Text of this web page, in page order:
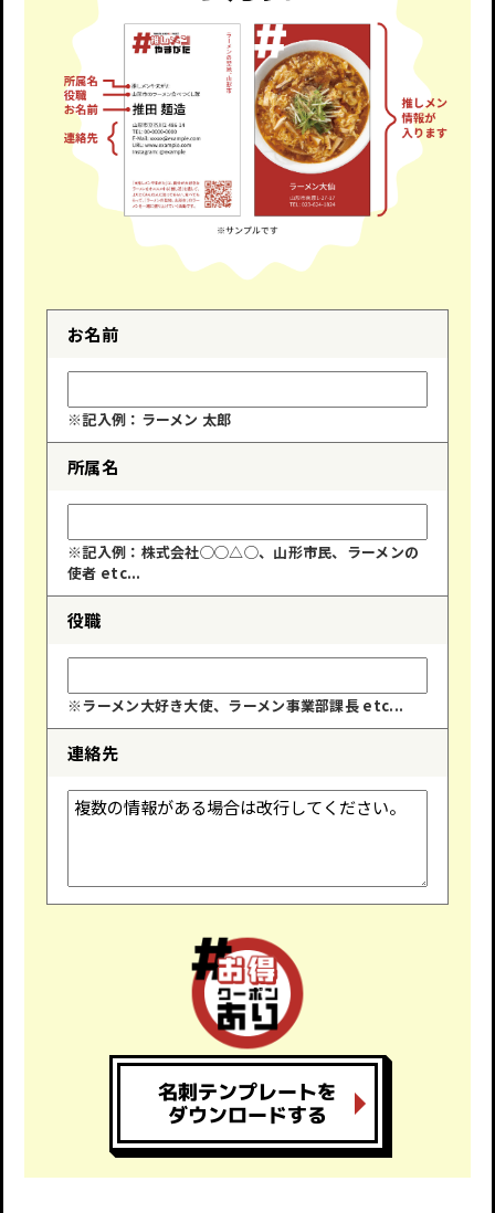
お名前
※記入例：ラーメン 太郎
所属名
※記入例：株式会社◯◯△◯、山形市民、ラーメンの
使者 etc...
役職
※ラーメン大好き大使、ラーメン事業部課長 etc...
連絡先
名刺テンプレートを
ダウンロードする